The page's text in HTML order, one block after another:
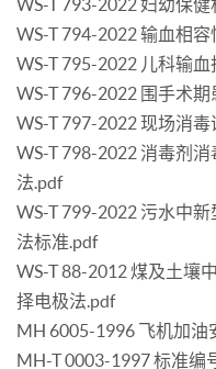
WS-T 793-2022 妇幼保
WS-T 794-2022 输血相
WS-T 795-2022 儿科输血
WS-T 796-2022 围手术
WS-T 797-2022 现场消
WS-T 798-2022 消毒剂
法.pdf
WS-T 799-2022 污水中
法标准.pdf
WS-T 88-2012 煤及土壤
择电极法.pdf
MH 6005-1996 飞机加油
MH-T 0003-1997 标准编